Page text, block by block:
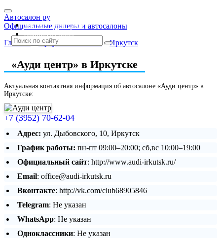
Автосалон ру
Официальные дилеры и автосалоны
Автосалоны Lada
Выбрать город
Главная » Иркутская область » Иркутск
«Ауди центр» в Иркутске
Актуальная контактная информация об автосалоне «Ауди центр» в
Иркутске:
+7 (3952) 70-62-04
Адрес: ул. Дыбовского, 10, Иркутск
График работы: пн-пт 09:00–20:00; сб,вс 10:00–19:00
Официальный сайт: http://www.audi-irkutsk.ru/
Email: office@audi-irkutsk.ru
Вконтакте: http://vk.com/club68905846
Telegram: Не указан
WhatsApp: Не указан
Одноклассники: Не указан